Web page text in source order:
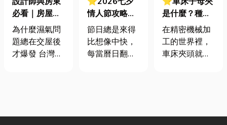
必看｜房屋濕
氣重怎麼辦？
全屋除濕機＋
全熱交換器整
為什麼濕氣問
題總在交屋後
才爆發 台灣氣
同步規劃空氣
情人節攻略！
七夕送什麼不
踩雷？限定甜
點哪裡買？台
節日總是來得
比想像中快，
每當曆日翻到
候？」、「七
是什麼？種
類、規格挑選
與台灣採購推
薦完整指南
在精密機械加
工的世界裡，
車床夾頭就像
的工件。然